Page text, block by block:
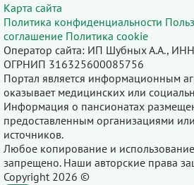
Карта сайта
Политика конфиденциальности
соглашение Политика cookie
Оператор сайта: ИП Шубных А.А.,
ОГРНИП 316325600085756
Портал является информационным
оказывает медицинских или
Информация о пансионатах
предоставленным организациями
источников.
Любое копирование и
запрещено. Наши авторские права
Copyright 2026 ©